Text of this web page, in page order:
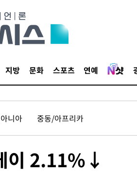
지방 문화 스포츠 연예
니아 중동/아프리카
이 2.11%↓